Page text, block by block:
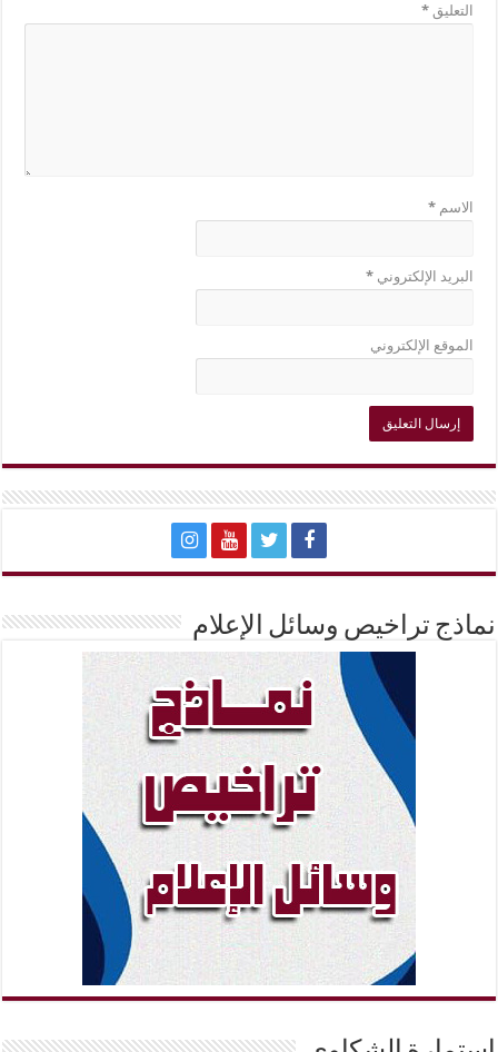
التعليق*
الاسم*
البريد الإلكتروني*
الموقع الإلكتروني
نماذج تراخيص وسائل الإعلام